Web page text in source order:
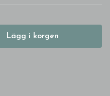
Lägg i korgen